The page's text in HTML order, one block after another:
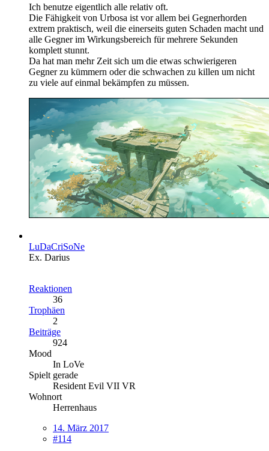
Ich benutze eigentlich alle relativ oft.
Die Fähigkeit von Urbosa ist vor allem bei Gegnerhorden
extrem praktisch, weil die einerseits guten Schaden macht und
alle Gegner im Wirkungsbereich für mehrere Sekunden
komplett stunnt.
Da hat man mehr Zeit sich um die etwas schwierigeren
Gegner zu kümmern oder die schwachen zu killen um nicht
zu viele auf einmal bekämpfen zu müssen.
LuDaCriSoNe
Ex. Darius
Reaktionen
36
Trophäen
2
Beiträge
924
Mood
In LoVe
Spielt gerade
Resident Evil VII VR
Wohnort
Herrenhaus
14. März 2017
#114